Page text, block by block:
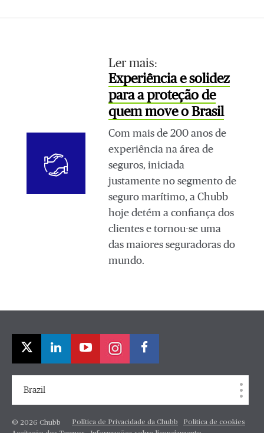
Ler mais:
Experiência e solidez
para a proteção de
quem move o Brasil
Com mais de 200 anos de
experiência na área de
seguros, iniciada
justamente no segmento de
seguro marítimo, a Chubb
hoje detém a confiança dos
clientes e tornou-se uma
das maiores seguradoras do
mundo.
Brazil
© 2026 Chubb Política de Privacidade da Chubb
Politica de cookies